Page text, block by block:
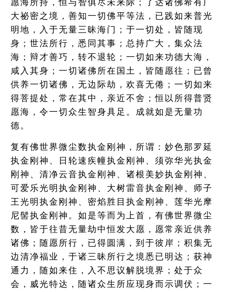
愿海所持，恒与智俱尽未来际；了达诸佛希有广
大祕密之境，善知一切佛平等法，已践如来普光
明地，入于无量三昧海门；于一切处，皆随现
身；世法所行，悉同其事；总持广大，集众法
海；辩才善巧，转不退轮；一切如来功德大海，
咸入其身；一切诸佛所在国土，皆随愿往；已曾
供养一切诸佛，无边际劫，欢喜无倦；一切如来
得菩提处，常在其中，亲近不舍；恒以所得普贤
愿海，令一切众生智身具足。成就如是无量功
德。
复有佛世界微尘数执金刚神，所谓：妙色那罗延
执金刚神、日轮速疾幢执金刚神、须弥华光执金
刚神、清净云音执金刚神、诸根美妙执金刚神、
可爱乐光明执金刚神、大树雷音执金刚神、师子
王光明执金刚神、密焰胜目执金刚神、莲华光摩
尼髻执金刚神。如是等而为上首，有佛世界微尘
数，皆于往昔无量劫中恒发大愿，愿常亲近供养
诸佛；随愿所行，已得圆满，到于彼岸；积集无
边清净福业，于诸三昧所行之境悉已明达；获神
通力，随如来住，入不思议解脱境界；处于众
会，威光特达，随诸众生所应现身而示调伏；一